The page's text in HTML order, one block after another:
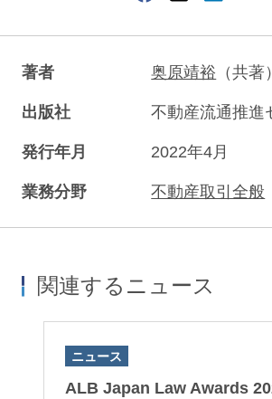
著者 奥原靖裕 （共著）
出版社 不動産流通推進
発行年月 2022年4月
業務分野 不動産取引全般
関連するニュース
ニュース
ALB Japan Law Awards